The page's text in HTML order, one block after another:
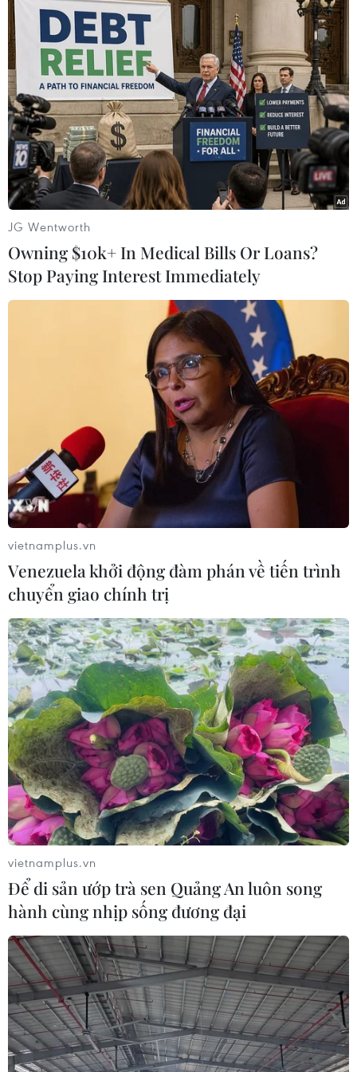
TIN CÙNG CHUYÊN MỤC
Thanh Hóa công khai danh sách gần
JG Wentworth
Owning $10k+ In Medical Bills Or Loans?
Stop Paying Interest Immediately
vietnamplus.vn
Venezuela khởi động đàm phán về tiến trình
chuyển giao chính trị
vietnamplus.vn
Để di sản ướp trà sen Quảng An luôn song
hành cùng nhịp sống đương đại